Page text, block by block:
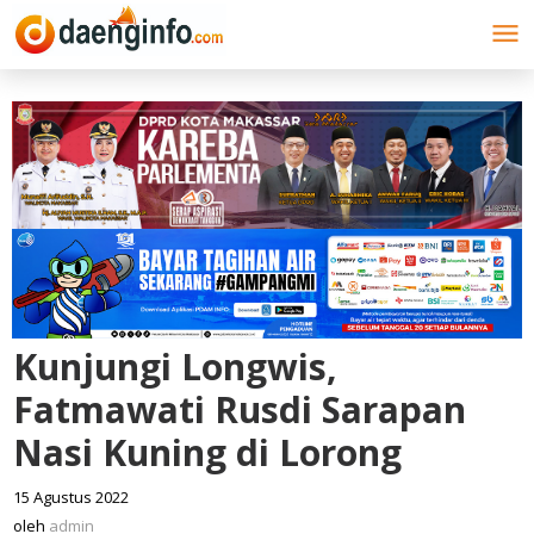
Lewati
ke
Kunjungi Longwis,
Fatmawati Rusdi Sarapan
Nasi Kuning di Lorong
15 Agustus 2022
oleh admin